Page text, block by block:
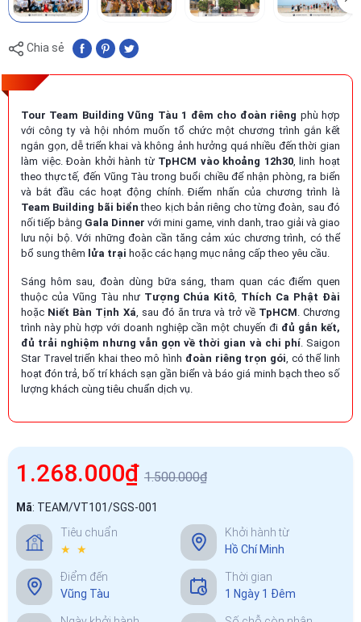
Chia sẻ
Tour Team Building Vũng Tàu 1 đêm cho đoàn riêng phù hợp
với công ty và hội nhóm muốn tổ chức một chương trình gắn kết
ngắn gọn, dễ triển khai và không ảnh hưởng quá nhiều đến thời gian
làm việc. Đoàn khởi hành từ TpHCM vào khoảng 12h30, linh hoạt
theo thực tế, đến Vũng Tàu trong buổi chiều để nhận phòng, ra biển
và bắt đầu các hoạt động chính. Điểm nhấn của chương trình là
Team Building bãi biển theo kịch bản riêng cho từng đoàn, sau đó
nối tiếp bằng Gala Dinner với mini game, vinh danh, trao giải và giao
lưu nội bộ. Với những đoàn cần tăng cảm xúc chương trình, có thể
bổ sung thêm lửa trại hoặc các hạng mục nâng cấp theo yêu cầu.
Sáng hôm sau, đoàn dùng bữa sáng, tham quan các điểm quen
thuộc của Vũng Tàu như Tượng Chúa Kitô Thích Ca Phật Đài
hoặc Niết Bàn Tịnh Xá , sau đó ăn trưa và trở về TpHCM . Chương
trình này phù hợp với doanh nghiệp cần một chuyến đi đủ gắn kết,
đủ trải nghiệm nhưng vẫn gọn về thời gian và chi phí. Saigon
Star Travel triển khai theo mô hình đoàn riêng trọn gói , có thể linh
hoạt đón trả, bố trí khách sạn gần biển và báo giá minh bạch theo số
lượng khách cùng tiêu chuẩn dịch vụ.
1.268.000₫ 1.500.000₫
Mã: TEAM/VT101/SGS-001
Tiêu chuẩn
★ ★
Khởi hành từ
Hồ Chí Minh
Điểm đến
Vũng Tàu
Thời gian
1 Ngày 1 Đêm